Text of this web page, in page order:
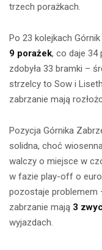
trzech porażkach.
Po 23 kolejkach
9 porażek, co daje 34
zdobyła 33 bramki –
strzelcy to Sow i
zabrzanie mają
Pozycja Górnika
solidna, choć
walczy o miejsce w
w fazie play-off o
pozostaje problemem
zabrzanie mają 3
wyjazdach.